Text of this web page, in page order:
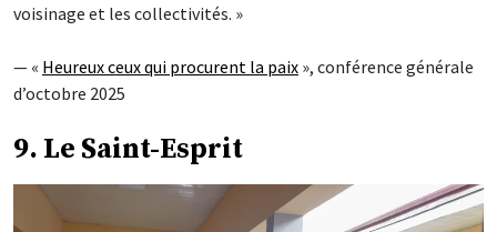
voisinage et les collectivités. »
— « Heureux ceux qui procurent la paix », conférence générale
d’octobre 2025
9. Le Saint-Esprit